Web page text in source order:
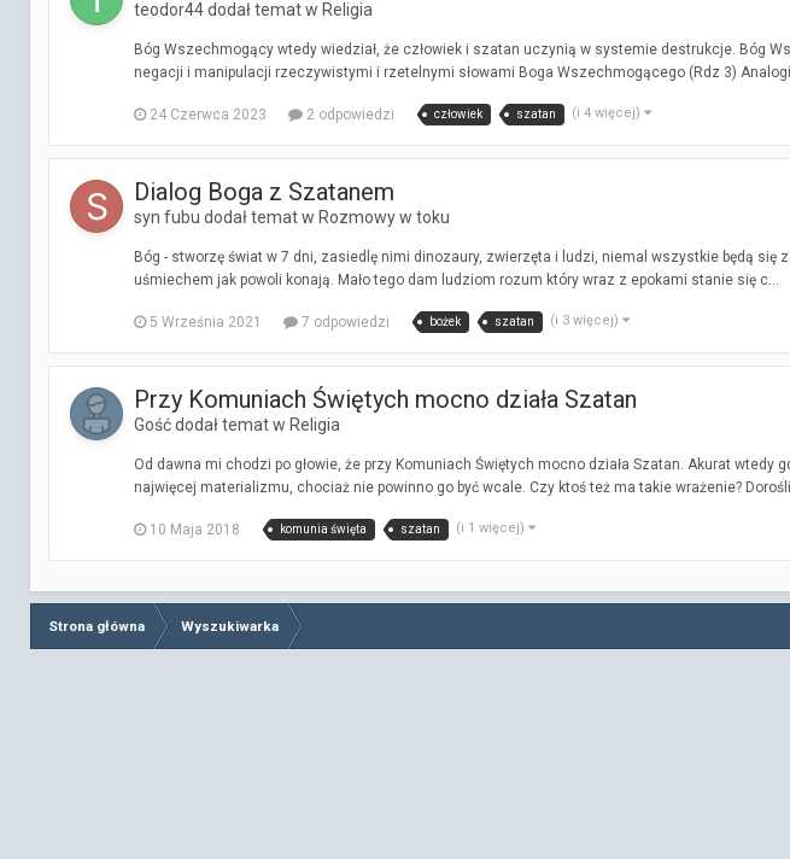
teodor44 dodał temat w Religia
Bóg Wszechmogący wtedy wiedział, że człowiek i szatan uczynią w systemie destrukcje. Bóg
negacji i manipulacji rzeczywistymi i rzetelnymi słowami Boga Wszechmogącego (Rdz 3)
24 Czerwca 2023 2 odpowiedzi człowiek szatan (i 4 więcej)
Dialog Boga z Szatanem
syn fubu dodał temat w Rozmowy w toku
Bóg - stworzę świat w 7 dni, zasiedlę nimi dinozaury, zwierzęta i ludzi, niemal wszystkie będą się
uśmiechem jak powoli konają. Mało tego dam ludziom rozum który wraz z epokami stanie się c...
5 Września 2021 7 odpowiedzi bożek szatan (i 3 więcej)
Przy Komuniach Świętych mocno działa Szatan
Gość dodał temat w Religia
Od dawna mi chodzi po głowie, że przy Komuniach Świętych mocno działa Szatan. Akurat
najwięcej materializmu, chociaż nie powinno go być wcale. Czy ktoś też ma takie wrażenie?
10 Maja 2018 komunia święta szatan (i 1 więcej)
Strona główna Wyszukiwarka